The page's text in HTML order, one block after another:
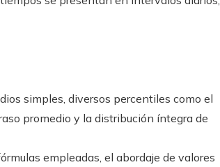
simples, diversos percentiles como el
promedio y la distribución íntegra de
empleadas, el abordaje de valores